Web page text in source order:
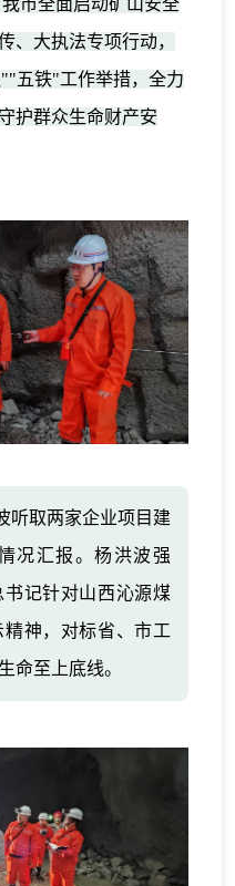
市全面启动矿山安全
、大执法专项行动，
五铁"工作举措，全力
护群众生命财产安
取两家企业项目建
况汇报。杨洪波强
记针对山西沁源煤
神，对标省、市工
命至上底线。